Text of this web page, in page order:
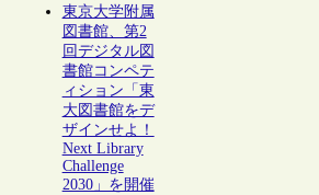
東京大学附属
図書館、第2
回デジタル図
書館コンペテ
ィション「東
大図書館をデ
ザインせよ！
Next Library
Challenge
2030」を開催